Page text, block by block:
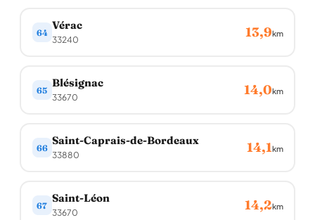
64
Vérac
33240 13,9km
65
Blésignac
33670 14,0km
66
Saint-Caprais-de-Bordeaux
33880 14,1km
67
Saint-Léon
33670 14,2km